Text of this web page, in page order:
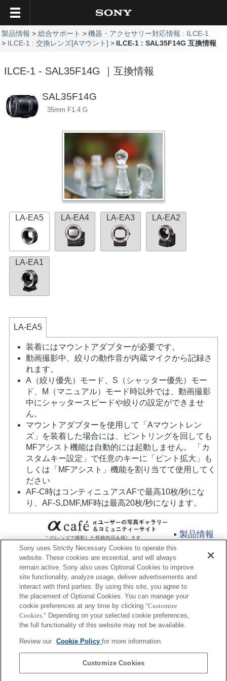
製品情報 総合サポート
機器・アクセサリー対応情報 : ILCE-1
ILCE-1 : 交換レンズ[Aマウント]
ILCE-1 : SAL35F14G 互換情報
ILCE-1 - SAL35F14G ｜互換情報
SAL35F14G
35mm F1.4 G
LA-EA5 LA-EA4 LA-EA3 LA-EA2
LA-EA1
LA-EA5
装着にはマウントアダプターが必要です。
動画撮影中、絞りの動作音が内蔵マイクから記録さ
れます。
A（絞り優先）モード、S（シャッター優先）モー
ド、M（マニュアル）モード時以外では、動画撮影
中にシャッタースピードや絞りの設定ができませ
ん。
マウントアダプターを使用して「Aマウントレン
ズ」を装着した場合には、ピントリングを回しても
MFアシスト機能は自動的には起動しません。 「カ
スタムキー設定」で任意のキーに「ピント拡大」も
しくは「MFアシスト」機能を割り当てて使用してく
ださい
AF-C時はコンティニュアスAFで最高10枚/秒にな
り、AF-S,DMF,MF時は最高20枚/秒になります。
このレンズで撮影した投稿作品を探します 製品情報
プレスリリース
ご利用条件
環境情報
Sony uses Strictly Necessary Cookies to operate this
website. These cookies are essential, and will always
remain active. Sony also uses Optional Cookies to improve
site functionality, analyze usage, deliver advertisements and
interact with third parties. By using this site, you agree to
the placement of Optional Cookies. You can manage your
cookie preferences at any time by clicking "Customize
Cookies." Depending on your selected cookie preferences,
the full functionality of this website may not be available.
Review our Cookie Policyfor more information.
Customize Cookies